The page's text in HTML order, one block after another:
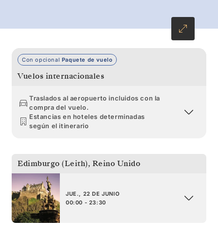
Con opcional Paquete de vuelo
Vuelos internacionales
Traslados al aeropuerto incluidos con la
compra del vuelo.
Estancias en hoteles determinadas
según el itinerario
Edimburgo (Leith), Reino Unido
JUE., 22 DE JUNIO
00:00 - 23:30